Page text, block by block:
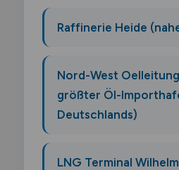
Raffinerie Heide
Nord-West
größter Öl-
Deutschlands)
LNG Terminal